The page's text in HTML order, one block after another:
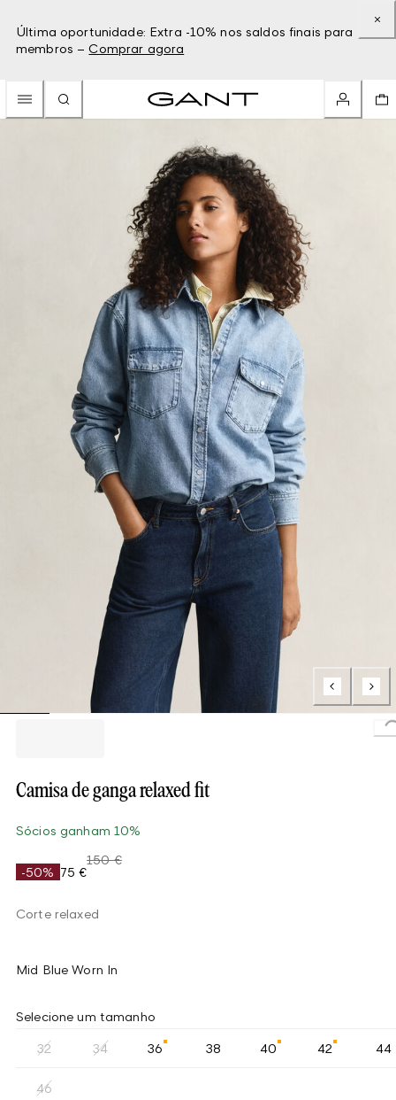
Última oportunidade: Extra -10% nos saldos finais para
membros – Comprar agora
Camisa de ganga relaxed fit
Sócios ganham 10%
-50% 75 €
150 €
Corte relaxed
Mid Blue Worn In
Selecione um tamanho
32 34 36 38 40 42 44
46